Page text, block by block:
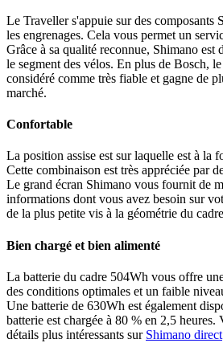
Le Traveller s'appuie sur des composants
les engrenages. Cela vous permet un
Grâce à sa qualité reconnue, Shimano est
le segment des vélos. En plus de Bosch,
considéré comme très fiable et gagne de
marché.
Confortable
La position assise est sur laquelle est à la
Cette combinaison est très appréciée par
Le grand écran Shimano vous fournit de
informations dont vous avez besoin sur
de la plus petite vis à la géométrie du
Bien chargé et bien alimenté
La batterie du cadre 504Wh vous offre
des conditions optimales et un faible
Une batterie de 630Wh est également
batterie est chargée à 80 % en 2,5 heures.
détails plus intéressants sur Shimano direct